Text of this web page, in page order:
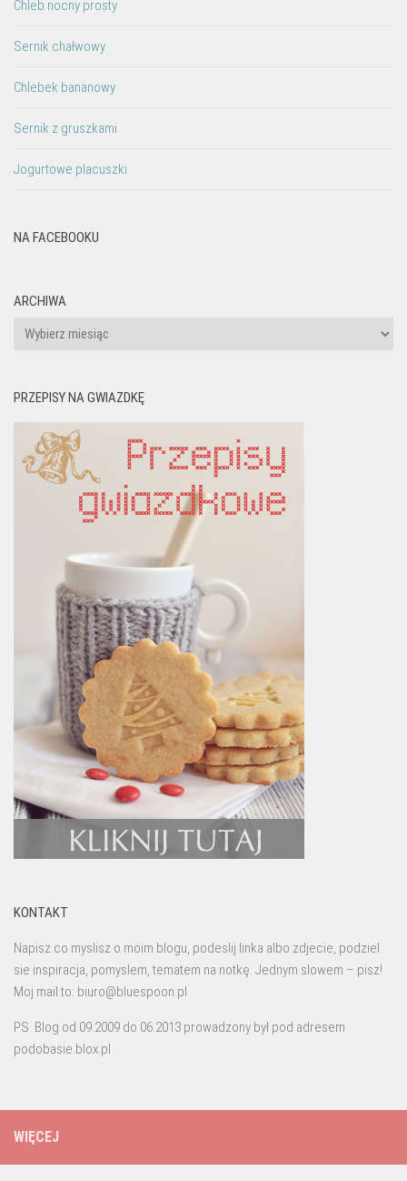
Chleb nocny prosty
Sernik chałwowy
Chlebek bananowy
Sernik z gruszkami
Jogurtowe placuszki
NA FACEBOOKU
ARCHIWA
Archiwa
PRZEPISY NA GWIAZDKĘ
KONTAKT
Napisz co myslisz o moim blogu, podeslij linka albo zdjecie, podziel
sie inspiracja, pomyslem, tematem na notkę. Jednym slowem – pisz!
Moj mail to: biuro@bluespoon.pl
PS. Blog od 09.2009 do 06.2013 prowadzony był pod adresem
podobasie.blox.pl
WIĘCEJ